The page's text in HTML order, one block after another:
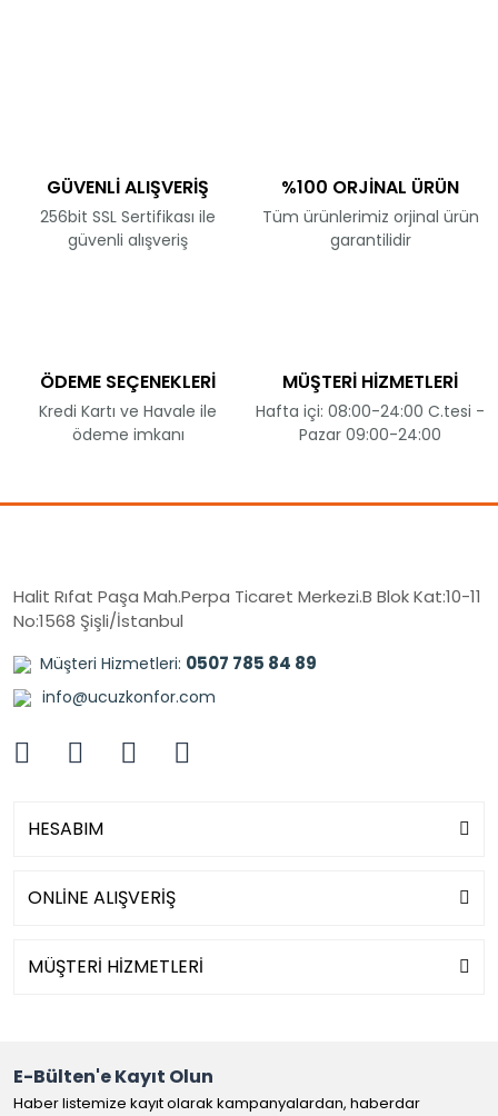
GÜVENLİ ALIŞVERİŞ
256bit SSL Sertifikası ile
güvenli alışveriş
%100 ORJİNAL ÜRÜN
Tüm ürünlerimiz orjinal ürün
garantilidir
ÖDEME SEÇENEKLERİ
Kredi Kartı ve Havale ile
ödeme imkanı
MÜŞTERİ HİZMETLERİ
Hafta içi: 08:00-24:00 C.tesi -
Pazar 09:00-24:00
Halit Rıfat Paşa Mah.Perpa Ticaret Merkezi.B Blok Kat:10-11
No:1568 Şişli/İstanbul
Müşteri Hizmetleri: 0507 785 84 89
info@ucuzkonfor.com
HESABIM
ONLİNE ALIŞVERİŞ
MÜŞTERİ HİZMETLERİ
E-Bülten'e Kayıt Olun
Haber listemize kayıt olarak kampanyalardan, haberdar